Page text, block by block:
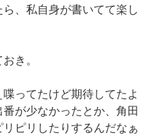
、私自身が書いてて楽し
き。
ってたけど期待してたよ
が少なかったとか、角田
ピリしたりするんだなぁ